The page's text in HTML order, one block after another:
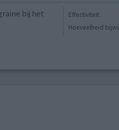
Effectiviteit
Hoeveelheid
bij het